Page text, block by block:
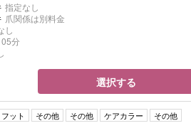
指定なし
爪関係は別料金
し
分
選択する
フット その他 その他 ケアカラー その他